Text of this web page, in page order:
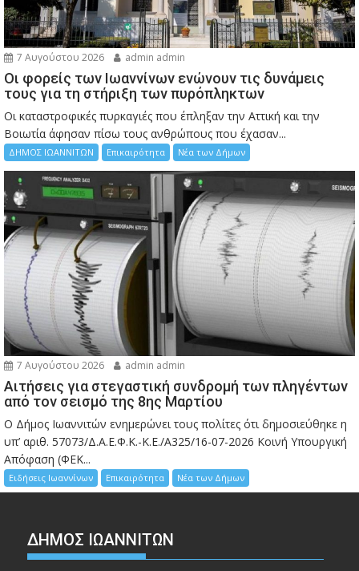
7 Αυγούστου 2026 admin admin
Οι φορείς των Ιωαννίνων ενώνουν τις δυνάμεις
τους για τη στήριξη των πυρόπληκτων
Οι καταστροφικές πυρκαγιές που έπληξαν την Αττική και την
Bοιωτία άφησαν πίσω τους ανθρώπους που έχασαν...
ΔΗΜΟΣ ΙΩΑΝΝΙΤΩΝ Επικαιρότητα Νέα των Δήμων
7 Αυγούστου 2026 admin admin
Αιτήσεις για στεγαστική συνδρομή των πληγέντων
από τον σεισμό της 8ης Μαρτίου
Ο Δήμος Ιωαννιτών ενημερώνει τους πολίτες ότι δημοσιεύθηκε η
υπ’ αριθ. 57073/Δ.Α.Ε.Φ.Κ.-Κ.Ε./Α325/16-07-2026 Κοινή Υπουργική
Απόφαση (ΦΕΚ...
Ειδήσεις Ιωαννίνων Επικαιρότητα Νέα των Δήμων
ΔΗΜΟΣ ΙΩΑΝΝΙΤΩΝ